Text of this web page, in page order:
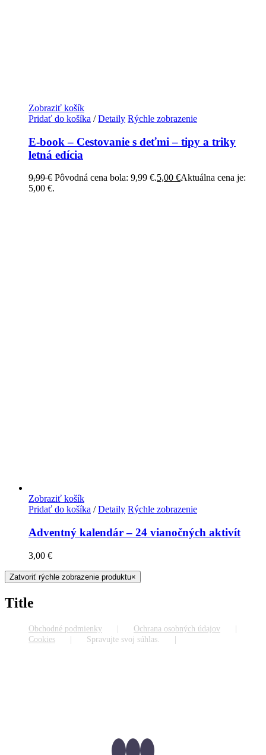
Zobraziť košík
Pridať do košíka / Detaily Rýchle zobrazenie
E-book – Cestovanie s deťmi – tipy a triky
letná edícia
9,99€ Pôvodná cena bola: 9,99 €.5,00 €Aktuálna cena je:
5,00 €.
Zobraziť košík
Pridať do košíka / Detaily Rýchle zobrazenie
Adventný kalendár – 24 vianočných aktivít
3,00 €
Zatvoriť rýchle zobrazenie produktu×
Title
Obchodné podmienky
Ochrana osobných údajov
Cookies
Spravujte svoj súhlas.